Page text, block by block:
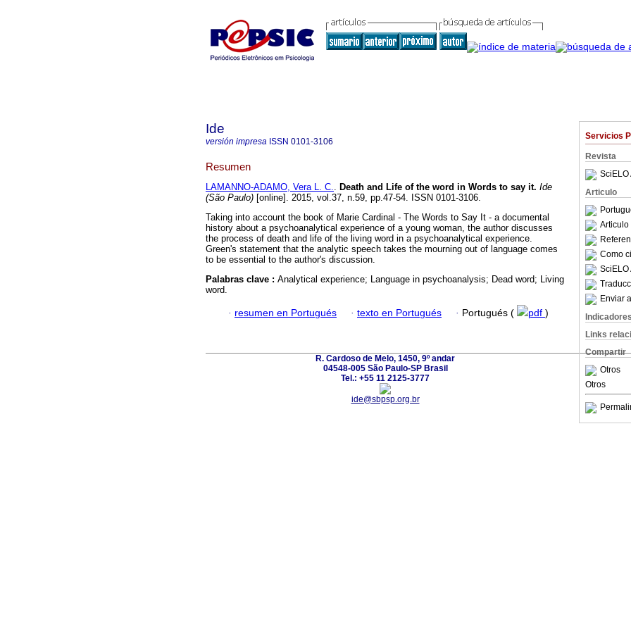
Servicios
Revista
SciELO
Articulo
Articulo
Como
SciELO
Enviar
Indicadores
Links
Compartir
Otros
Otros
Ide
versión impresa ISSN 0101-3106
Resumen
LAMANNO-ADAMO, Vera L. C.. Death and Life of the word in Words to say it. Ide
(São Paulo) [online]. 2015, vol.37, n.59, pp.47-54. ISSN 0101-3106.
Taking into account the book of Marie Cardinal - The Words to Say It - a documental
history about a psychoanalytical experience of a young woman, the author discusses
the process of death and life of the living word in a psychoanalytical experience.
Green's statement that the analytic speech takes the mourning out of language comes
to be essential to the author's discussion.
Palabras clave : Analytical experience; Language in psychoanalysis; Dead word; Living
word.
· resumen en Portugués · texto en Portugués · Portugués ( pdf )
R. Cardoso de Melo, 1450, 9º andar
04548-005 São Paulo-SP Brasil
Tel.: +55 11 2125-3777
ide@sbpsp.org.br